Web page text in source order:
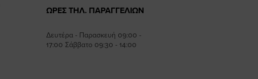
ΩΡΕΣ ΤΗΛ. ΠΑΡΑΓΓΕΛΙΩΝ
Δευτέρα - Παρασκευή 09:00 -
17:00 Σάββατο 09:30 - 14:00